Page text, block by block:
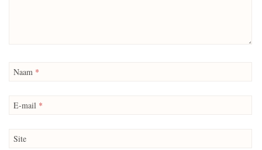
Naam *
E-mail *
Site